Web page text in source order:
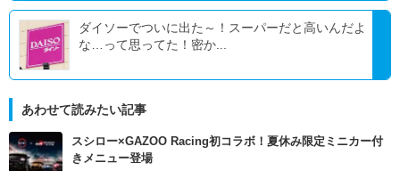
ダイソーでついに出た～！スーパーだと高いんだよ
な…って思ってた！密か...
あわせて読みたい記事
スシロー×GAZOO Racing初コラボ！夏休み限定ミニカー付
きメニュー登場